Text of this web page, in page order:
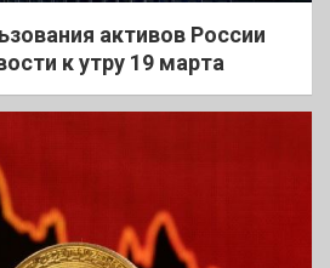
активов России
к утру 19 марта